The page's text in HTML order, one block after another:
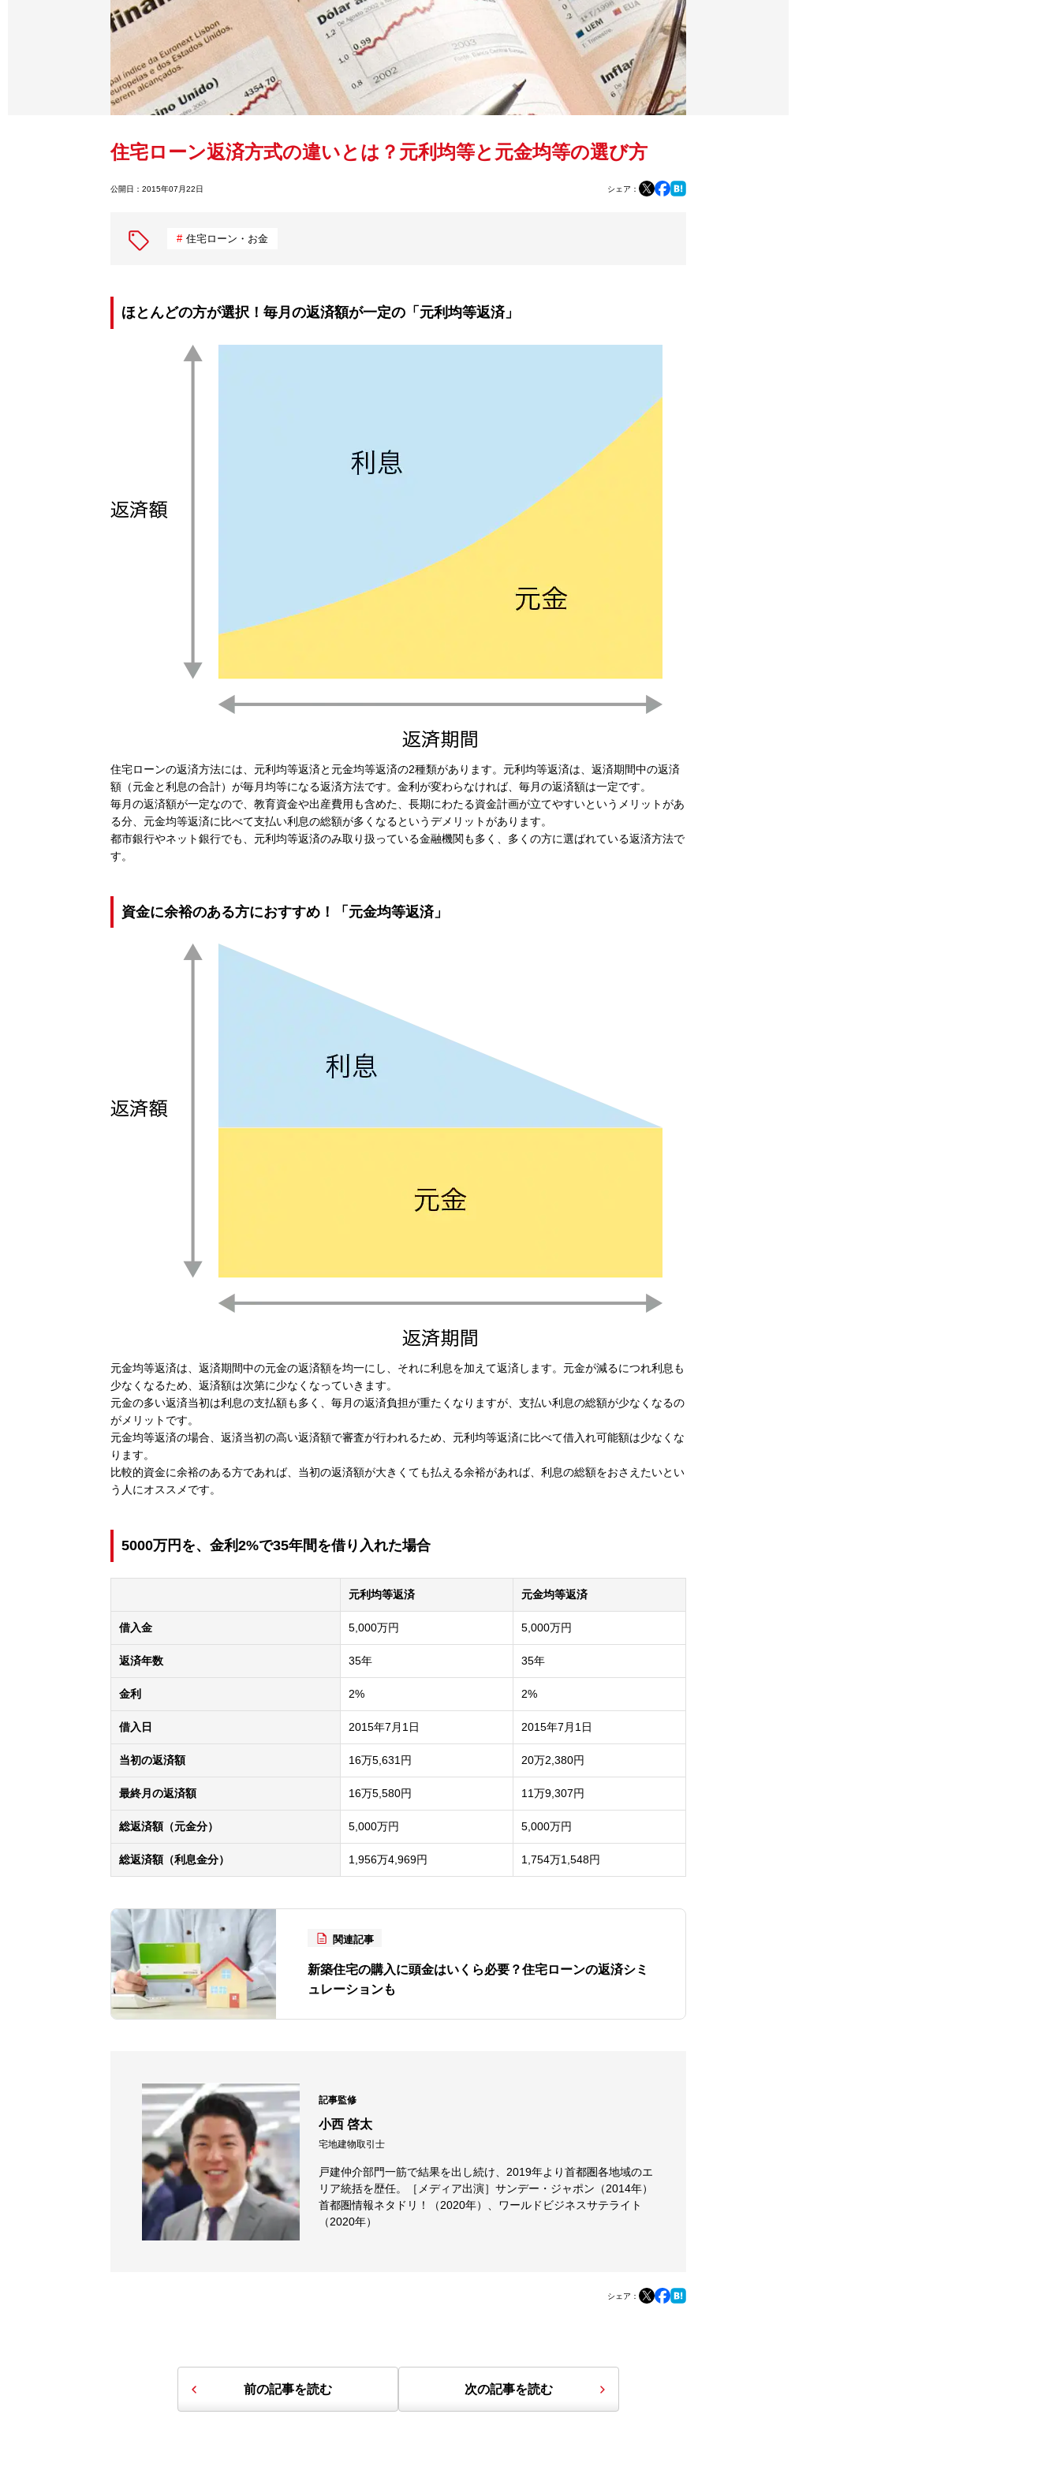
住宅ローン返済方式の違いとは？元利均等と元金均等の選び方
公開日： 2015年07月22日 シェア：
住宅ローン・お金
ほとんどの方が選択！毎月の返済額が一定の「元利均等返済」
住宅ローンの返済方法には、元利均等返済と元金均等返済の2種類があります。元利均等返済は、返済期間中の返済
額（元金と利息の合計）が毎月均等になる返済方法です。金利が変わらなければ、毎月の返済額は一定です。
毎月の返済額が一定なので、教育資金や出産費用も含めた、長期にわたる資金計画が立てやすいというメリットがあ
る分、元金均等返済に比べて支払い利息の総額が多くなるというデメリットがあります。
都市銀行やネット銀行でも、元利均等返済のみ取り扱っている金融機関も多く、多くの方に選ばれている返済方法で
す。
資金に余裕のある方におすすめ！「元金均等返済」
元金均等返済は、返済期間中の元金の返済額を均一にし、それに利息を加えて返済します。元金が減るにつれ利息も
少なくなるため、返済額は次第に少なくなっていきます。
元金の多い返済当初は利息の支払額も多く、毎月の返済負担が重たくなりますが、支払い利息の総額が少なくなるの
がメリットです。
元金均等返済の場合、返済当初の高い返済額で審査が行われるため、元利均等返済に比べて借入れ可能額は少なくな
ります。
比較的資金に余裕のある方であれば、当初の返済額が大きくても払える余裕があれば、利息の総額をおさえたいとい
う人にオススメです。
5000万円を、金利2%で35年間を借り入れた場合
元利均等返済 元金均等返済
借入金 5,000万円 5,000万円
返済年数 35年 35年
金利 2% 2%
借入日 2015年7月1日 2015年7月1日
当初の返済額 16万5,631円 20万2,380円
最終月の返済額 16万5,580円 11万9,307円
総返済額（元金分） 5,000万円 5,000万円
総返済額（利息金分） 1,956万4,969円 1,754万1,548円
関連記事
新築住宅の購入に頭金はいくら必要？住宅ローンの返済シミ
ュレーションも
記事監修
小西 啓太
宅地建物取引士
戸建仲介部門一筋で結果を出し続け、2019年より首都圏各地域のエ
リア統括を歴任。［メディア出演］サンデー・ジャポン（2014年）
首都圏情報ネタドリ！（2020年）、ワールドビジネスサテライト
（2020年）
シェア：
前の記事を読む 次の記事を読む